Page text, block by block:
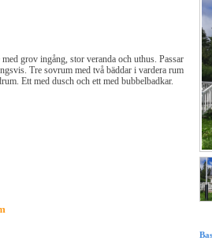
grov ingång, stor veranda och uthus. Passar
Tre sovrum med två bäddar i vardera rum
Ett med dusch och ett med bubbelbadkar.